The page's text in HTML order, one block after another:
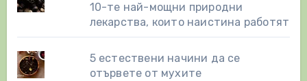
10-те най-мощни природни
лекарства, които наистина работят
5 естествени начини да се
отървете от мухите